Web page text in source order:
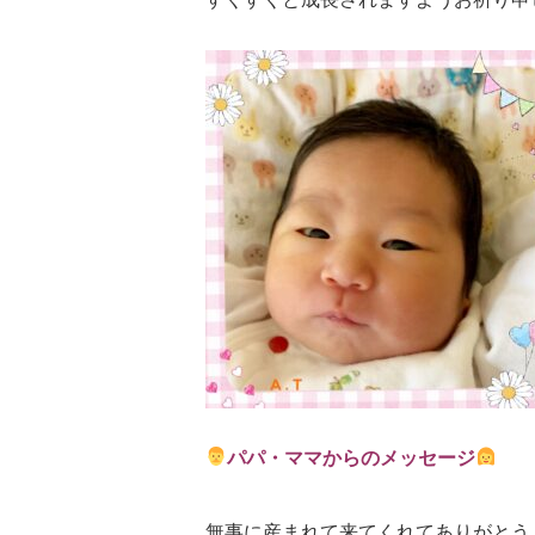
パパ・ママからのメッセージ